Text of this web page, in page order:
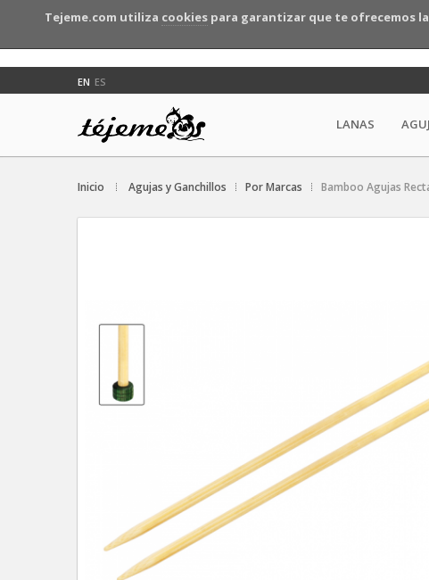
Tejeme.com utiliza cookies para garantizar que te ofrecemos
EN ES
LANAS
Inicio Agujas y Ganchillos Por Marcas Bamboo Agujas